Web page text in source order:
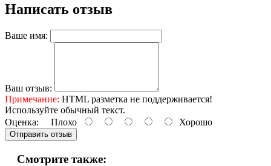
Написать отзыв
Ваше имя:
Ваш отзыв:
Примечание: HTML разметка не поддерживается!
Используйте обычный текст.
Оценка: Плохо Хорошо
Отправить отзыв
Смотрите также: